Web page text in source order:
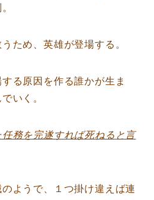
ため、英雄が登場する。
る原因を作る誰かが生ま
いく。
務を完遂すれば死ねると言
ようで、１つ掛け違えば連